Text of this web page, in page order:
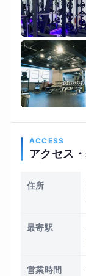
ACCESS
アクセス
住所
最寄駅
営業時間